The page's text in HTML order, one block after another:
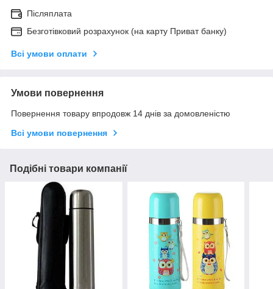
Післяплата
Безготівковий розрахунок (на карту Приват банку)
Всі умови оплати
Умови повернення
Повернення товару впродовж 14 днів за домовленістю
Всі умови повернення
Подібні товари компанії